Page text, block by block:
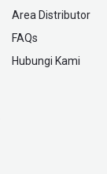
Area Distributor
FAQs
Hubungi Kami